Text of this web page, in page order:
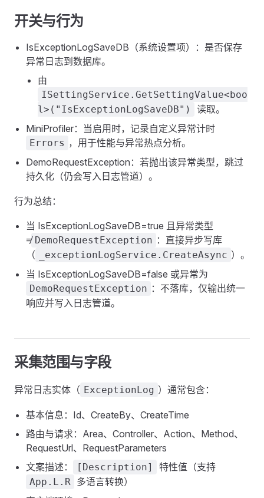
开关与行为
IsExceptionLogSaveDB（系统设置项）：是否保存
异常日志到数据库。
由
ISettingService.GetSettingValue<boo
l>("IsExceptionLogSaveDB")
读取。
MiniProfiler：当启用时，记录自定义异常计时
Errors ，用于性能与异常热点分析。
DemoRequestException：若抛出该异常类型，跳过
持久化（仍会写入日志管道）。
行为总结：
当 IsExceptionLogSaveDB=true 且异常类型
≠ DemoRequestException ：直接异步写库
（
_exceptionLogService.CreateAsync ）。
当 IsExceptionLogSaveDB=false 或异常为
DemoRequestException ：不落库，仅输出统一
响应并写入日志管道。
采集范围与字段
异常日志实体（ ExceptionLog ）通常包含：
基本信息：Id、CreateBy、CreateTime
路由与请求：Area、Controller、Action、Method、
RequestUrl、RequestParameters
文案描述：
[Description] 特性值（支持
App.L.R 多语言转换）